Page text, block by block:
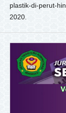
plastik-di-perut-
2020.